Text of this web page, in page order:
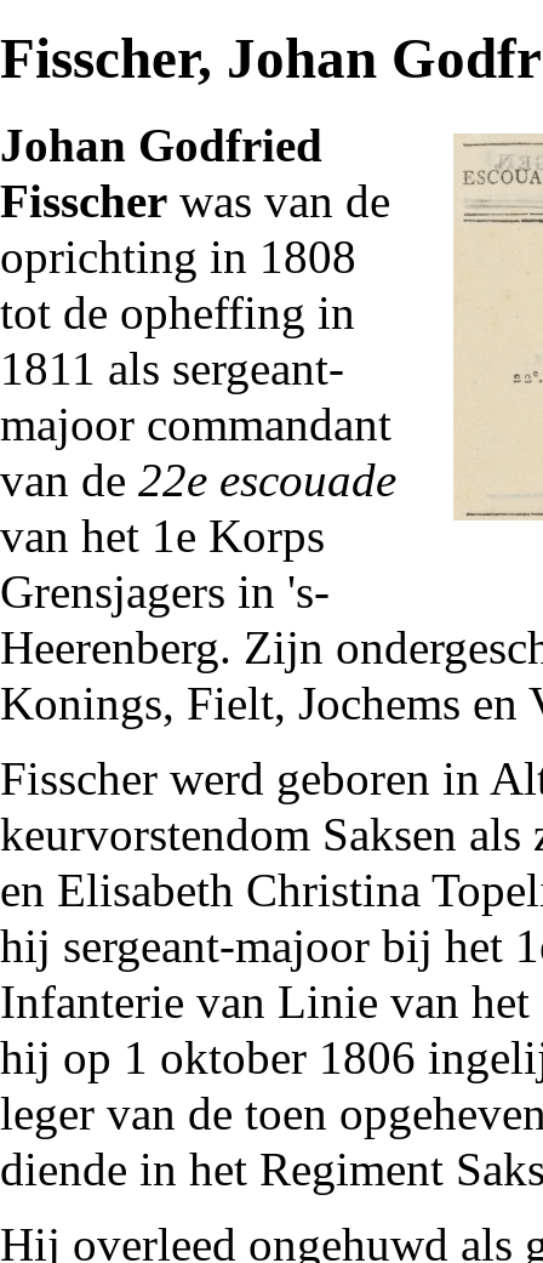
Fisscher, Johan
Johan Godfried
Fisscher was van de
oprichting in 1808
tot de opheffing in
1811 als sergeant-
majoor commandant
van de 22e escouade
van het 1e Korps
Grensjagers in 's-
Heerenberg. Zijn
Konings, Fielt, Jochems en
Fisscher werd geboren in
keurvorstendom Saksen
en Elisabeth Christina
hij sergeant-majoor bij het
Infanterie van Linie van het
hij op 1 oktober 1806
leger van de toen
diende in het Regiment
Hij overleed ongehuwd als